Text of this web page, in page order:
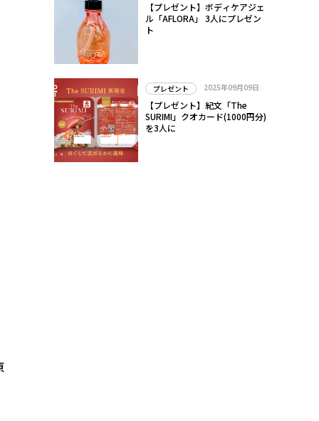
【プレゼント】ボディケアジェ
ル「AFLORA」 3人にプレゼン
ト
プレゼント 2025年09月09日
【プレゼント】紀文「The
SURIMI」クオカード(1000円分)
を3人に